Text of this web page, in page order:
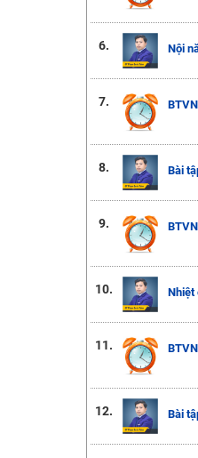
6. Nội
7.
8. Bài
9.
10. Nhiệt
11.
12. Bài